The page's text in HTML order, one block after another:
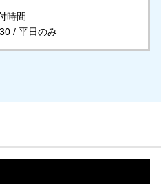
時間
/ 平日のみ